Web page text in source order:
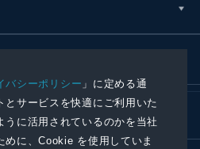
バシーポリシー 」に定める通
とサービスを快適にご利用いた
うに活用されているのかを当社
めに、Cookie を使用していま